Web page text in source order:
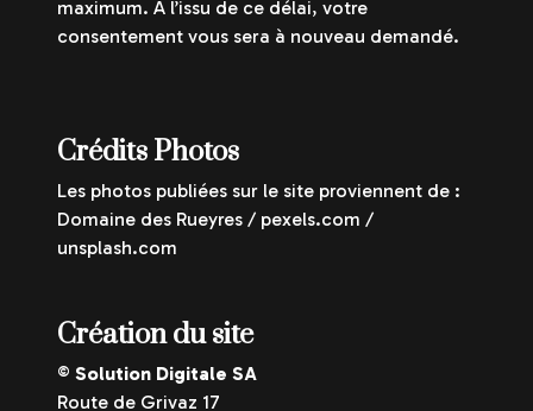
maximum. A l’issu de ce délai, votre
consentement vous sera à nouveau demandé.
Crédits Photos
Les photos publiées sur le site proviennent de :
Domaine des Rueyres / pexels.com /
unsplash.com
Création du site
© Solution Digitale SA
Route de Grivaz 17